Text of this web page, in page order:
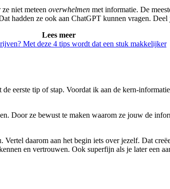
niet meteen overwhelmen met informatie. De
hadden ze ook aan ChatGPT kunnen vragen.
Lees meer
Met deze 4 tips wordt dat een stuk makkelijker
eerste tip of stap. Voordat ik aan de kern-
Door ze bewust te maken waarom ze jouw de
daarom aan het begin iets over jezelf. Dat
en vertrouwen. Ook superfijn als je later een